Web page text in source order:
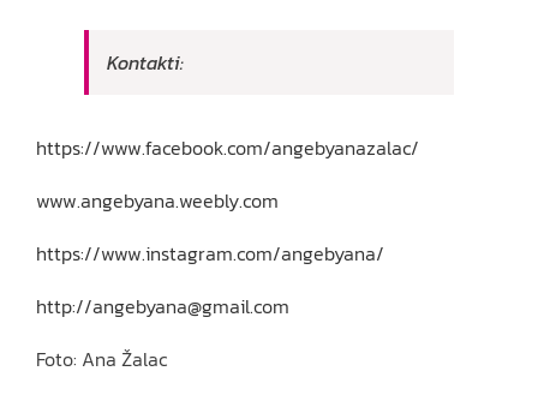
Kontakti:
https://www.facebook.com/angebyanazalac/
www.angebyana.weebly.com
https://www.instagram.com/angebyana/
http://angebyana@gmail.com
Foto: Ana Žalac